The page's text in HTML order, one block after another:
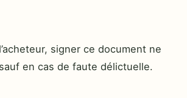
signer ce document ne
en cas de faute délictuelle.